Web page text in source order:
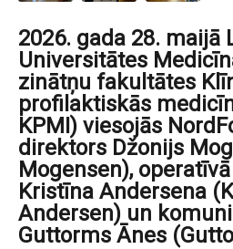
2026. gada 28. maijā
Universitātes
zinātņu fakultātes
profilaktiskās
KPMI) viesojās
direktors Džonijs
Mogensen),
Kristīna Andersena
Andersen) un
Guttorms Ānes